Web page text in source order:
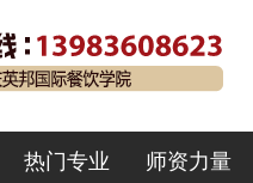
热门专业 师资力量